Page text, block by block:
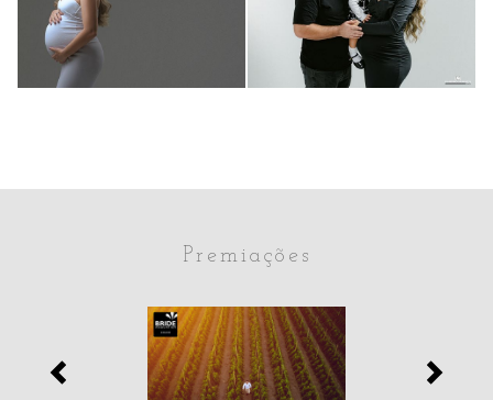
ARTHUR
MARIA ANTÔNIA
69
Premiações